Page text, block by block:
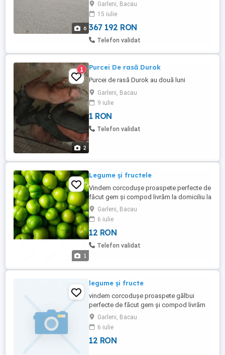
6
Garleni, Bacau
15 iulie
367 192 RON
Telefon validat
2
1 Purcei De rasă Durok
Purcei de rasă Durok au două luni
Garleni, Bacau
9 iulie
1 RON
Telefon validat
1
Legume și fructele
Vindem corcodușe proaspete perfecte de
făcut gem și compod livrăm la domiciliu la
cantități mai mari 12 lei kg
Garleni, Bacau
6 iulie
12 RON
Telefon validat
legume și fructe
vindem corcodușe proaspete gălbui
perfecte de făcut gem și compod livrăm
la domiciliu la cantități mari 12 lei kg
Garleni, Bacau
6 iulie
12 RON